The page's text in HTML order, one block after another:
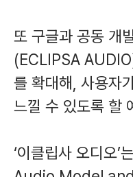
또 구글과 공동 개
(ECLIPSA
를 확대해, 사용자
느낄 수 있도록 할
‘이클립사 오디오